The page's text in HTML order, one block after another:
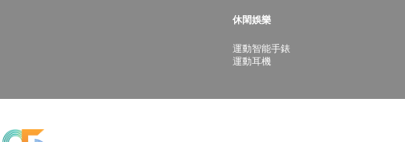
休閑娛樂
運動智能手錶
運動耳機